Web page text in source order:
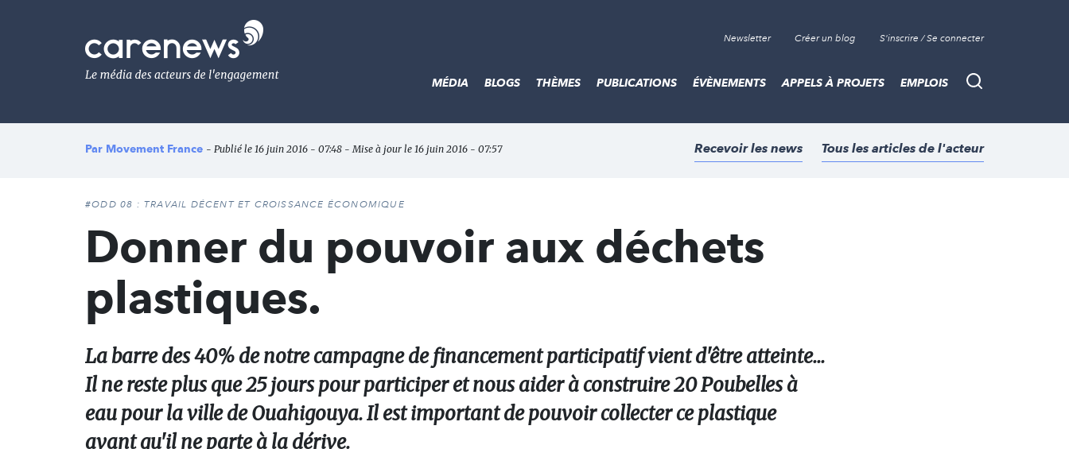
Le
média
de
l'engagement
Newsletter Créer un blog S'inscrire / Se connecter
Recherche
MÉDIA BLOGS THÈMES PUBLICATIONS ÉVÈNEMENTS APPELS À PROJETS EMPLOIS
Par Movement France - Publié le 16 juin 2016 - 07:48 - Mise à jour le 16 juin 2016 - 07:57 Recevoir les news Tous les articles de l'acteur
#ODD 08 : TRAVAIL DÉCENT ET CROISSANCE ÉCONOMIQUE
Donner du pouvoir aux déchets
plastiques.
La barre des 40% de notre campagne de financement participatif vient d'être atteinte...
Il ne reste plus que 25 jours pour participer et nous aider à construire 20 Poubelles à
eau pour la ville de Ouahigouya. Il est important de pouvoir collecter ce plastique
avant qu'il ne parte à la dérive.